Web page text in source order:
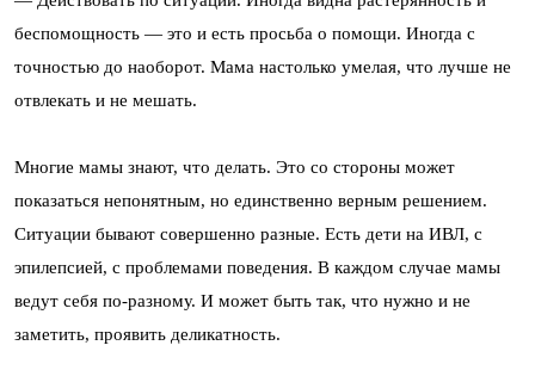
беспомощность — это и есть просьба о помощи. Иногда с
точностью до наоборот. Мама настолько умелая, что лучше не
отвлекать и не мешать.
Многие мамы знают, что делать. Это со стороны может
показаться непонятным, но единственно верным решением.
Ситуации бывают совершенно разные. Есть дети на ИВЛ, с
эпилепсией, с проблемами поведения. В каждом случае мамы
ведут себя по-разному. И может быть так, что нужно и не
заметить, проявить деликатность.